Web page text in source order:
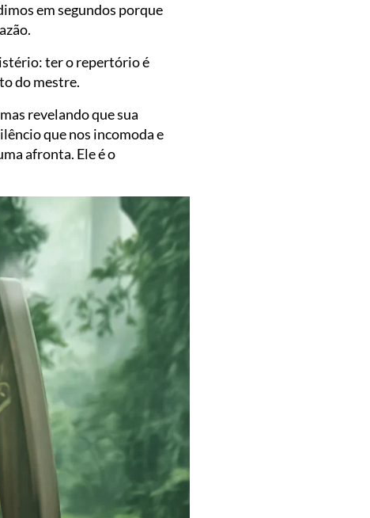
em segundos porque
ter o repertório é
do mestre.
revelando que sua
que nos incomoda e
afronta. Ele é o